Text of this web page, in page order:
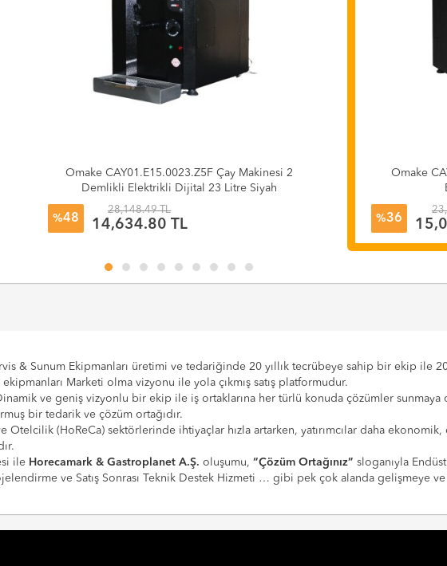
Omake CAY01.E15.0023.Z5F Çay Makinesi 2
Demlikli Elektrikli Dijital 23 Litre Siyah
%48
28,148.49 TL
14,634.80 TL
Omake
%36
& Sunum Ekipmanları üretimi ve tedariğinde 20 yıllık tecrübeye sahip bir ekip ile
ekipmanları Marketi olma vizyonu ile yola çıkmış satış platformudur.
ve geniş vizyonlu bir ekip ile iş ortaklarına her türlü konuda çözümler sunmaya
bir tedarik ve çözüm ortağıdır.
Otelcilik (HoReCa) sektörlerinde ihtiyaçlar hızla artarken, yatırımcılar daha
ile Horecamark & Gastroplanet A.Ş. oluşumu, “Çözüm Ortağınız” sloganıyla
ve Satış Sonrası Teknik Destek Hizmeti … gibi pek çok alanda gelişmeye